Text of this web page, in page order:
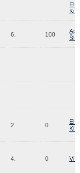
6. 100
2. 0
4. 0